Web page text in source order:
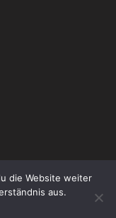
die Website weiter
aus.